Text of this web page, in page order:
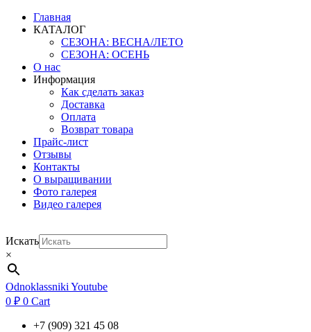
Главная
КАТАЛОГ
СЕЗОНА: ВЕСНА/ЛЕТО
СЕЗОНА: ОСЕНЬ
О нас
Информация
Как сделать заказ
Доставка
Оплата
Возврат товара
Прайс-лист
Отзывы
Контакты
О выращивании
Фото галерея
Видео галерея
Искать
×
Odnoklassniki Youtube
0 ₽ 0 Cart
+7 (909) 321 45 08